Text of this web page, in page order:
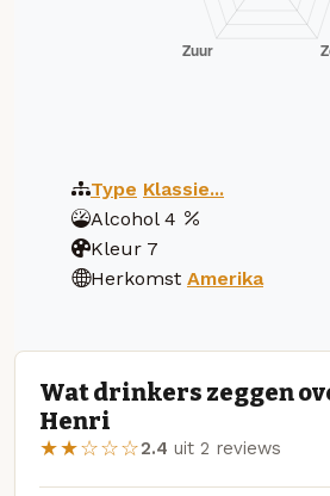
Type Klassie...
Alcohol 4
Kleur 7
Herkomst Amerika
Wat drinkers zeggen
Henri
★★☆☆☆2.4 uit 2 reviews